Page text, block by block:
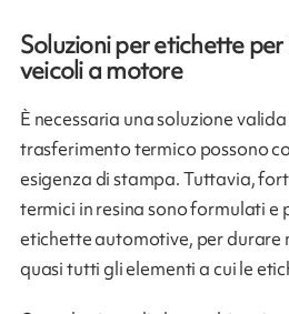
Soluzioni per etichette
veicoli a motore
È necessaria una soluzione
trasferimento termico possono
esigenza di stampa. Tuttavia,
termici in resina sono formulati e
etichette automotive, per durare
quasi tutti gli elementi a cui le